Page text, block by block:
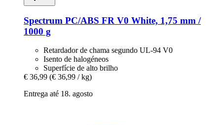
Spectrum PC/ABS FR V0 White, 1,75 mm /
1000 g
Retardador de chama segundo UL-94 V0
Isento de halogéneos
Superfície de alto brilho
€ 36,99 (€ 36,99 / kg)
Entrega até 18. agosto